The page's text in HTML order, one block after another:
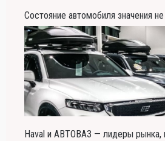
Состояние автомобиля значения
Haval и АВТОВАЗ — лидеры рынка,